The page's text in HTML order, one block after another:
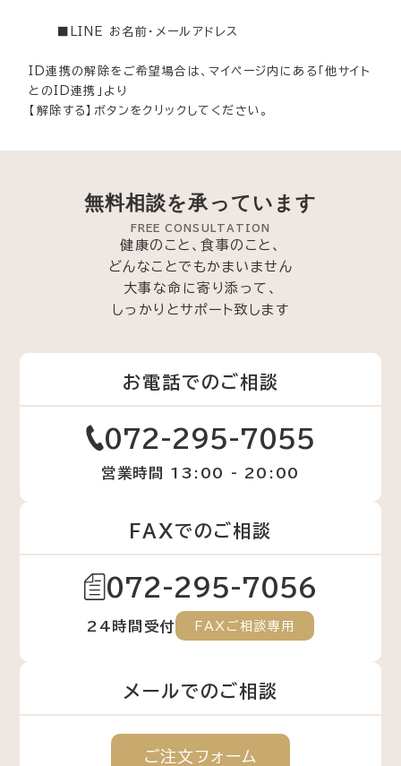
■LINE お名前・メールアドレス
ID連携の解除をご希望場合は、マイページ内にある「他サイト
とのID連携」より
【解除する】ボタンをクリックしてください。
無料相談を承っています
FREE CONSULTATION
健康のこと、食事のこと、
どんなことでもかまいません
大事な命に寄り添って、
しっかりとサポート致します
お電話でのご相談
072-295-7055
営業時間 13:00 - 20:00
FAXでのご相談
072-295-7056
24時間受付 FAXご相談専用
メールでのご相談
ご注文フォーム